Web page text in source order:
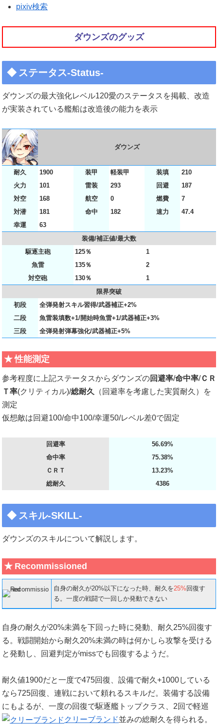
pixiv検索
ダウンズのグッズ
ステータス-Status-
ダウンズの最大強化レベル120愛のステータスを掲載、改造
が実装されている艦船は改造後の能力を表示
ダウンズ
耐久 1900 装甲 軽装甲 装填
210
火力
101 雷装 293 回避
187
対空
168 航空 0 燃費
7
対潜
181 命中 182 速力
47.4
幸運
63
装備/補正値/最大数
駆逐主砲
125％
1
魚雷
135％
2
対空砲
130％
1
限界突破
初段
全弾発射スキル習得/武器補正+2%
二段
魚雷装填数+1/開始時魚雷+1/武器補正+3%
三段
全弾発射弾幕強化/武器補正+5%
性能測定
参考程度に上記ステータスからダウンズの回避率/命中率/ＣＲ
Ｔ率(クリティカル)/総耐久
（回避率を考慮した実質耐久）を
測定
仮想敵は回避100/命中100/幸運50/レベル差0で固定
回避率
56.69%
命中率
75.38%
ＣＲＴ
13.23%
総耐久
4386
スキル-SKILL-
ダウンズのスキルについて解説します。
Recommissioned
自身の耐久が20%以下になった時、耐久を25%回復す
る。一度の戦闘で一回しか発動できない
自身の耐久が20%未満を下回った時に発動、耐久25%回復す
る。戦闘開始から耐久20%未満の時は何かしら攻撃を受ける
と発動し、回避判定がmissでも回復するようだ。
耐久値1900だと一度で475回復、設備で耐久+1000している
なら725回復、連戦において頼れるスキルだ。装備する設備
にもよるが、一度の回復で駆逐艦トップクラス、2回で軽巡
クリーブランド並みの総耐久を得られる。